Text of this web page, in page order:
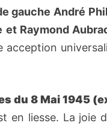
gauche André
Raymond
du 8 Mai 1945
en liesse. La joie